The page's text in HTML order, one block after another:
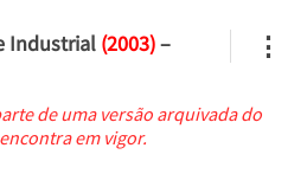
Industrial (2003)–
⋮
de uma versão arquivada do
em vigor.